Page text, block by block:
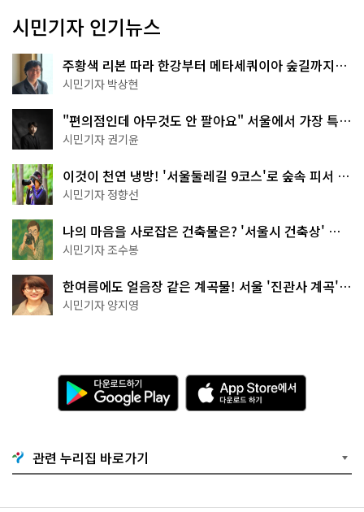
시민기자 인기뉴스
주황색 리본 따라 한강부터 메타세쿼이아 숲길까지…
서울둘레길 15코스
시민기자 박상현
"편의점인데 아무것도 안 팔아요" 서울에서 가장 특별
한 편의점의 정체
시민기자 권기윤
이것이 천연 냉방! '서울둘레길 9코스'로 숲속 피서 떠
나볼까
시민기자 정향선
나의 마음을 사로잡은 건축물은? '서울시 건축상' 수
상작 공개!
시민기자 조수봉
한여름에도 얼음장 같은 계곡물! 서울 '진관사 계곡'이
천국이네~
시민기자 양지영
다
운
로
기
G
o
g
A
p
p
e
서
관련 누리집 바로가기